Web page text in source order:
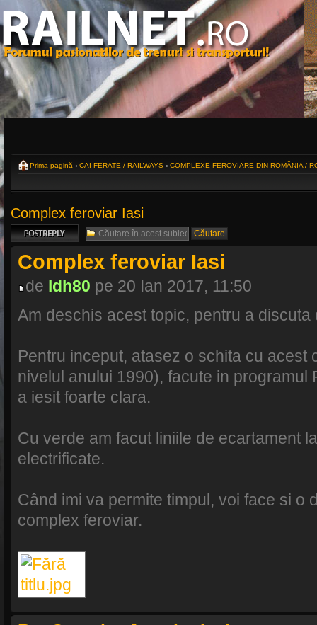
Prima pagină ‹ CAI FERATE / RAILWAYS ‹ COMPLEXE FEROVIARE DIN ROMÂNIA /
Complex feroviar Iasi
Scrie un răspuns
Complex feroviar Iasi
de ldh80 pe 20 Ian 2017, 11:50
Am deschis acest topic, pentru a
Pentru inceput, atasez o schita cu acest
nivelul anului 1990), facute in programul
a iesit foarte clara.
Cu verde am facut liniile de ecartament
electrificate.
Când imi va permite timpul, voi face si o
complex feroviar.